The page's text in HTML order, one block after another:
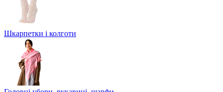
Шкарпетки і колготи